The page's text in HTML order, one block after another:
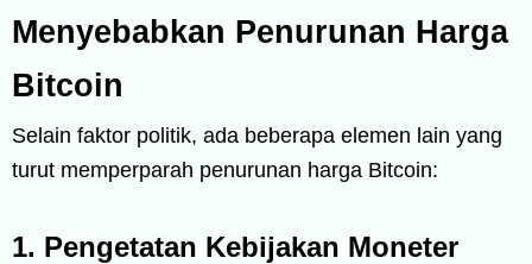
Menyebabkan Penurunan Harga
Bitcoin
Selain faktor politik, ada beberapa elemen lain yang
turut memperparah penurunan harga Bitcoin:
1. Pengetatan Kebijakan Moneter